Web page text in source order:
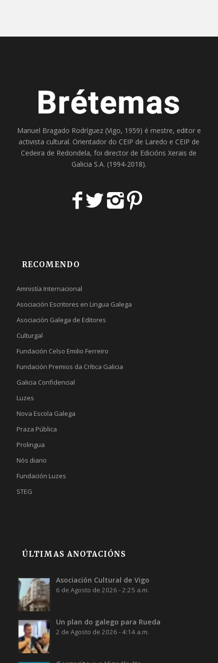
Manuel Bragado Rodríguez (Vigo, 1959) é mestre, editor e
activista cultural. Orientador do CEIP de Laredo e CEIP de
Cedeira de Redondela, foi director de Edicións Xerais de
Galicia S.A. (1994-2018).
RECOMENDO
Amnistía Internacional
Asociación Escritores en Lingua Galega
Asociación Galega de Editores
Culturgal
Fundación Celso Emilio Ferreiro
Fundación Premios da Crítica Galicia
Galicia Confidencial
Luzes
Nova Escola Galega
Praza Pública
Prolingua
Nós diario
Fundación Luzes
STEG
ÚLTIMAS ANOTACIÓNS
Asociación Cultural de Vigo
6 de Agosto de 2026 - 2:25 a.m.
Un plan do galego para Rueda
2 de Agosto de 2026 - 4:14 a.m.